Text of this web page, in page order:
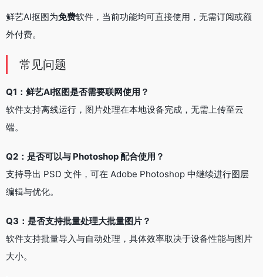
鲜艺AI抠图为免费软件，当前功能均可直接使用，无需订阅或额
外付费。
常见问题
Q1：鲜艺AI抠图是否需要联网使用？
软件支持离线运行，图片处理在本地设备完成，无需上传至云
端。
Q2：是否可以与 Photoshop 配合使用？
支持导出 PSD 文件，可在 Adobe Photoshop 中继续进行图层
编辑与优化。
Q3：是否支持批量处理大批量图片？
软件支持批量导入与自动处理，具体效率取决于设备性能与图片
大小。